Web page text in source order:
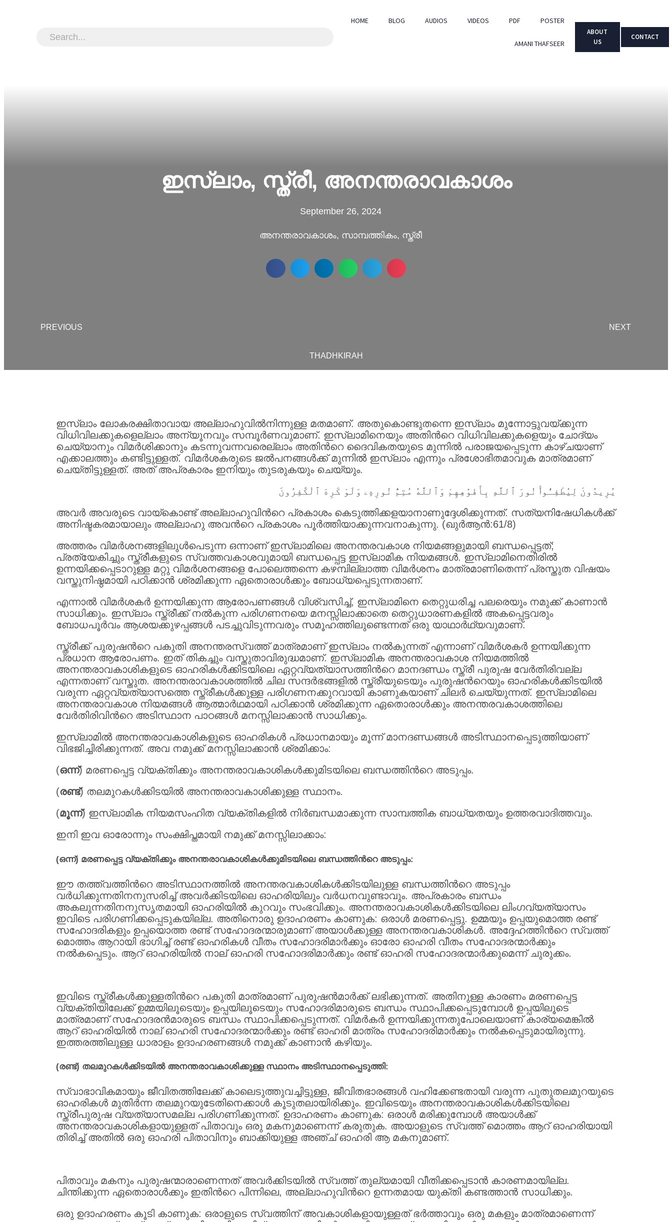
HOME BLOG AUDIOS VIDEOS PDF POSTER
AMANI THAFSEER
ABOUT
US
CONTACT
ഇസ്‌ലാം, സ്ത്രീ, അനന്തരാവകാശം
September 26, 2024
അനന്തരാവകാശം, സാമ്പത്തികം, സ്ത്രീ
PREVIOUS NEXT
THADHKIRAH
ഇസ്ലാം ലോകരക്ഷിതാവായ അല്ലാഹുവില്‍നിന്നുള്ള മതമാണ്. അതുകൊണ്ടുതന്നെ ഇസ്ലാം മുന്നോട്ടുവയ്ക്കുന്ന
വിധിവിലക്കുകളെല്ലാം അന്യൂനവും സമ്പൂര്‍ണവുമാണ്. ഇസ്ലാമിനെയും അതിന്‍റെ വിധിവിലക്കുകളെയും ചോദ്യം
ചെയ്യാനും വിമര്‍ശിക്കാനും കടന്നുവന്നവരെല്ലാം അതിന്‍റെ ദൈവികതയുടെ മുന്നില്‍ പരാജയപ്പെടുന്ന കാഴ്ചയാണ്
എക്കാലത്തും കണ്ടിട്ടുള്ളത്. വിമര്‍ശകരുടെ ജല്‍പനങ്ങള്‍ക്ക് മുന്നില്‍ ഇസ്ലാം എന്നും പ്രശോഭിതമാവുക മാത്രമാണ്
ചെയ്തിട്ടുള്ളത്. അത് അപ്രകാരം ഇനിയും തുടരുകയും ചെയ്യും.
يُرِيدُونَ لِيُطْفِـُٔوا۟ نُورَ ٱللَّهِ بِأَفْوَٰهِهِمْ وَٱللَّهُ مُتِمُّ نُورِهِۦ وَلَوْ كَرِهَ ٱلْكَٰفِرُونَ
അവര്‍ അവരുടെ വായ്കൊണ്ട് അല്ലാഹുവിന്‍റെ പ്രകാശം കെടുത്തിക്കളയാനാണുദ്ദേശിക്കുന്നത്. സത്യനിഷേധികള്‍ക്ക്
അനിഷ്ടകരമായാലും അല്ലാഹു അവന്‍റെ പ്രകാശം പൂര്‍ത്തിയാക്കുന്നവനാകുന്നു. (ഖുർആൻ:61/8)
അത്തരം വിമര്‍ശനങ്ങളിലുള്‍പെടുന്ന ഒന്നാണ് ഇസ്ലാമിലെ അനന്തരവകാശ നിയമങ്ങളുമായി ബന്ധപ്പെട്ടത്;
പ്രത്യേകിച്ചും സ്ത്രീകളുടെ സ്വത്തവകാശവുമായി ബന്ധപ്പെട്ട ഇസ്ലാമിക നിയമങ്ങള്‍. ഇസ്ലാമിനെതിരില്‍
ഉന്നയിക്കപ്പെടാറുള്ള മറ്റു വിമര്‍ശനങ്ങളെ പോലെത്തന്നെ കഴമ്പില്ലാത്ത വിമര്‍ശനം മാത്രമാണിതെന്ന് പ്രസ്തുത വിഷയം
വസ്തുനിഷ്ഠമായി പഠിക്കാന്‍ ശ്രമിക്കുന്ന ഏതൊരാള്‍ക്കും ബോധ്യപ്പെടുന്നതാണ്.
എന്നാല്‍ വിമര്‍ശകര്‍ ഉന്നയിക്കുന്ന ആരോപണങ്ങള്‍ വിശ്വസിച്ച്, ഇസ്ലാമിനെ തെറ്റുധരിച്ച പലരെയും നമുക്ക് കാണാന്‍
സാധിക്കും. ഇസ്ലാം സ്ത്രീക്ക് നല്‍കുന്ന പരിഗണനയെ മനസ്സിലാക്കാതെ തെറ്റുധാരണകളില്‍ അകപ്പെട്ടവരും
ബോധപൂര്‍വം ആശയക്കുഴപ്പങ്ങള്‍ പടച്ചുവിടുന്നവരും സമൂഹത്തിലുണ്ടെന്നത് ഒരു യാഥാര്‍ഥ്യവുമാണ്.
സ്ത്രീക്ക് പുരുഷന്‍റെ പകുതി അനന്തരസ്വത്ത് മാത്രമാണ് ഇസ്ലാം നല്‍കുന്നത് എന്നാണ് വിമര്‍ശകര്‍ ഉന്നയിക്കുന്ന
പ്രധാന ആരോപണം. ഇത് തികച്ചും വസ്തുതാവിരുദ്ധമാണ്. ഇസ്ലാമിക അനന്തരാവകാശ നിയമത്തില്‍
അനന്തരാവകാശികളുടെ ഓഹരികള്‍ക്കിടയിലെ ഏറ്റവ്യത്യാസത്തിന്‍റെ മാനദണ്ഡം സ്ത്രീ പുരുഷ വേര്‍തിരിവല്ല
എന്നതാണ് വസ്തുത. അനന്തരാവകാശത്തില്‍ ചില സന്ദര്‍ഭങ്ങളില്‍ സ്ത്രീയുടെയും പുരുഷന്‍റെയും ഓഹരികള്‍ക്കിടയില്‍
വരുന്ന ഏറ്റവ്യത്യാസത്തെ സ്ത്രീകള്‍ക്കുള്ള പരിഗണനക്കുറവായി കാണുകയാണ് ചിലര്‍ ചെയ്യുന്നത്. ഇസ്ലാമിലെ
അനന്തരാവകാശ നിയമങ്ങള്‍ ആത്മാര്‍ഥമായി പഠിക്കാന്‍ ശ്രമിക്കുന്ന ഏതൊരാള്‍ക്കും അനന്തരവകാശത്തിലെ
വേര്‍തിരിവിന്‍റെ അടിസ്ഥാന പാഠങ്ങള്‍ മനസ്സിലാക്കാന്‍ സാധിക്കും.
ഇസ്ലാമില്‍ അനന്തരാവകാശികളുടെ ഓഹരികള്‍ പ്രധാനമായും മൂന്ന് മാനദണ്ഡങ്ങള്‍ അടിസ്ഥാനപ്പെടുത്തിയാണ്
വിഭജിച്ചിരിക്കുന്നത്. അവ നമുക്ക് മനസ്സിലാക്കാന്‍ ശ്രമിക്കാം:
(ഒന്ന്) മരണപ്പെട്ട വ്യക്തിക്കും അനന്തരാവകാശികള്‍ക്കുമിടയിലെ ബന്ധത്തിന്‍റെ അടുപ്പം.
(രണ്ട്) തലമുറകള്‍ക്കിടയില്‍ അനന്തരാവകാശിക്കുള്ള സ്ഥാനം.
(മൂന്ന്) ഇസ്ലാമിക നിയമസംഹിത വ്യക്തികളില്‍ നിര്‍ബന്ധമാക്കുന്ന സാമ്പത്തിക ബാധ്യതയും ഉത്തരവാദിത്തവും.
ഇനി ഇവ ഓരോന്നും സംക്ഷിപ്തമായി നമുക്ക് മനസ്സിലാക്കാം:
(ഒന്ന്) മരണപ്പെട്ട വ്യക്തിക്കും അനന്തരാവകാശികള്‍ക്കുമിടയിലെ ബന്ധത്തിന്‍റെ അടുപ്പം:
ഈ തത്ത്വത്തിന്‍റെ അടിസ്ഥാനത്തില്‍ അനന്തരവകാശികള്‍ക്കിടയിലുള്ള ബന്ധത്തിന്‍റെ അടുപ്പം
വര്‍ധിക്കുന്നതിനനുസരിച്ച് അവര്‍ക്കിടയിലെ ഓഹരിയിലും വര്‍ധനവുണ്ടാവും. അപ്രകാരം ബന്ധം
അകലുന്നതിനനുസൃതമായി ഓഹരിയില്‍ കുറവും സംഭവിക്കും. അനന്തരാവകാശികള്‍ക്കിടയിലെ ലിംഗവ്യത്യാസം
ഇവിടെ പരിഗണിക്കപ്പെടുകയില്ല. അതിനൊരു ഉദാഹരണം കാണുക: ഒരാള്‍ മരണപ്പെട്ടു. ഉമ്മയും ഉപ്പയുമൊത്ത രണ്ട്
സഹോദരികളും ഉപ്പയൊത്ത രണ്ട് സഹോദരന്മാരുമാണ് അയാള്‍ക്കുള്ള അനന്തരവകാശികള്‍. അദ്ദേഹത്തിന്‍റെ സ്വത്ത്
മൊത്തം ആറായി ഭാഗിച്ച് രണ്ട് ഓഹരികള്‍ വീതം സഹോദരിമാര്‍ക്കും ഓരോ ഓഹരി വീതം സഹോദരന്മാര്‍ക്കും
നല്‍കപ്പെടും. ആറ് ഓഹരിയില്‍ നാല് ഓഹരി സഹോദരിമാര്‍ക്കും രണ്ട് ഓഹരി സഹോദരന്മാര്‍ക്കുമെന്ന് ചുരുക്കം.
ഇവിടെ സ്ത്രീകള്‍ക്കുള്ളതിന്‍റെ പകുതി മാത്രമാണ് പുരുഷന്‍മാര്‍ക്ക് ലഭിക്കുന്നത്. അതിനുള്ള കാരണം മരണപ്പെട്ട
വ്യക്തിയിലേക്ക് ഉമ്മയിലൂടെയും ഉപ്പയിലൂടെയും സഹോദരിമാരുടെ ബന്ധം സ്ഥാപിക്കപ്പെടുമ്പോള്‍ ഉപ്പയിലൂടെ
മാത്രമാണ് സഹോദരന്‍മാരുടെ ബന്ധം സ്ഥാപിക്കപ്പെടുന്നത്. വിമര്‍കര്‍ ഉന്നയിക്കുന്നതുപോലെയാണ് കാര്യമെങ്കില്‍
ആറ് ഓഹരിയില്‍ നാല് ഓഹരി സഹോദരന്മാര്‍ക്കും രണ്ട് ഓഹരി മാത്രം സഹോദരിമാര്‍ക്കും നല്‍കപ്പെടുമായിരുന്നു.
ഇത്തരത്തിലുള്ള ധാരാളം ഉദാഹരണങ്ങള്‍ നമുക്ക് കാണാന്‍ കഴിയും.
(രണ്ട്) തലമുറകള്‍ക്കിടയില്‍ അനന്തരാവകാശിക്കുള്ള സ്ഥാനം അടിസ്ഥാനപ്പെടുത്തി:
സ്വാഭാവികമായും ജീവിതത്തിലേക്ക് കാലെടുത്തുവച്ചിട്ടുള്ള, ജീവിതഭാരങ്ങള്‍ വഹിക്കേണ്ടതായി വരുന്ന പുതുതലമുറയുടെ
ഓഹരികള്‍ മുതിര്‍ന്ന തലമുറയുടേതിനെക്കാള്‍ കൂടുതലായിരിക്കും. ഇവിടെയും അനന്തരാവകാശികള്‍ക്കിടയിലെ
സ്ത്രീപുരുഷ വ്യത്യാസമല്ല പരിഗണിക്കുന്നത്. ഉദാഹരണം കാണുക: ഒരാള്‍ മരിക്കുമ്പോള്‍ അയാള്‍ക്ക്
അനന്തരാവകാശികളായുള്ളത് പിതാവും ഒരു മകനുമാണെന്ന് കരുതുക. അയാളുടെ സ്വത്ത് മൊത്തം ആറ് ഓഹരിയായി
തിരിച്ച് അതില്‍ ഒരു ഓഹരി പിതാവിനും ബാക്കിയുള്ള അഞ്ച് ഓഹരി ആ മകനുമാണ്.
പിതാവും മകനും പുരുഷന്മാരാണെന്നത് അവര്‍ക്കിടയില്‍ സ്വത്ത് തുല്യമായി വീതിക്കപ്പെടാന്‍ കാരണമായില്ല.
ചിന്തിക്കുന്ന ഏതൊരാള്‍ക്കും ഇതിന്‍റെ പിന്നിലെ, അല്ലാഹുവിന്‍റെ ഉന്നതമായ യുക്തി കണ്ടത്താന്‍ സാധിക്കും.
ഒരു ഉദാഹരണം കൂടി കാണുക: ഒരാളുടെ സ്വത്തിന് അവകാശികളായുള്ളത് ഭര്‍ത്താവും ഒരു മകളും മാത്രമാണെന്ന്